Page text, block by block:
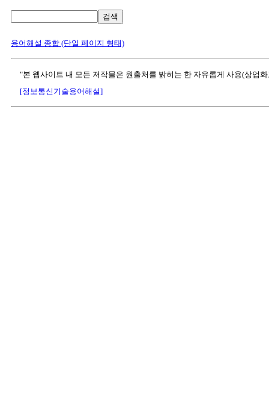
검색
용어해설 종합 (단일 페이지 형태)
"본 웹사이트 내 모든 저작물은 원출처를 밝히는 한 자유롭게 사용(상업
[정보통신기술용어해설]